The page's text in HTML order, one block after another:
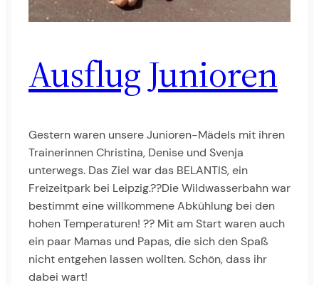
Ausflug Junioren
Gestern waren unsere Junioren-Mädels mit ihren
Trainerinnen Christina, Denise und Svenja
unterwegs. Das Ziel war das BELANTIS, ein
Freizeitpark bei Leipzig.??Die Wildwasserbahn war
bestimmt eine willkommene Abkühlung bei den
hohen Temperaturen! ?? Mit am Start waren auch
ein paar Mamas und Papas, die sich den Spaß
nicht entgehen lassen wollten. Schön, dass ihr
dabei wart!